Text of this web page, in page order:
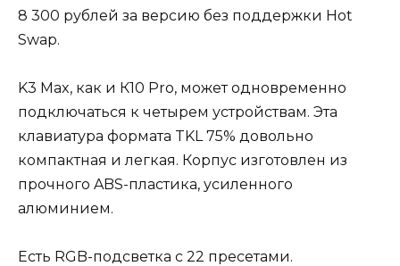
8 300 рублей за версию без поддержки Hot
Swap.
K3 Max, как и К10 Pro, может одновременно
подключаться к четырем устройствам. Эта
клавиатура формата TKL 75% довольно
компактная и легкая. Корпус изготовлен из
прочного ABS-пластика, усиленного
алюминием.
Есть RGB-подсветка с 22 пресетами.